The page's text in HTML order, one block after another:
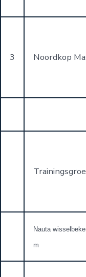
3 Noordkop
Nauta
m